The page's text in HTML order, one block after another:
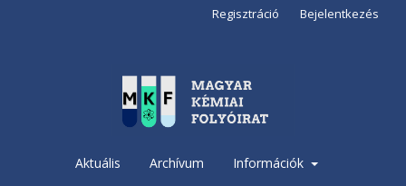
Aktuális Archívum Információk
Regisztráció Bejelentkezés